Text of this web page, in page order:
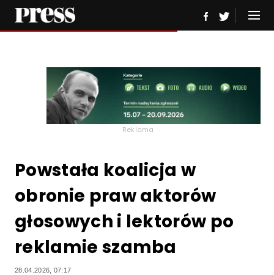
Reklama
Powstała koalicja w
obronie praw aktorów
głosowych i lektorów po
reklamie szamba
28.04.2026, 07:17